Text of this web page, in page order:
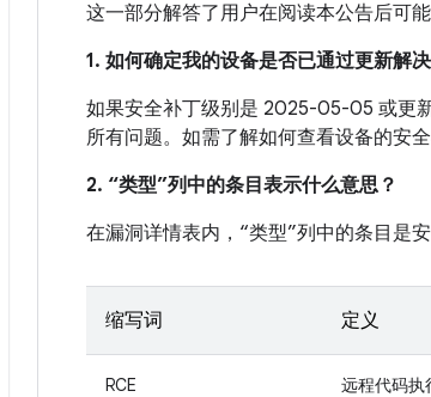
这一部分解答了用户在阅读本公告后可能
1. 如何确定我的设备是否已通过更新解
如果安全补丁级别是 2025-05-05 或更
所有问题。如需了解如何查看设备的安
2. “类型”列中的条目表示什么意思？
在漏洞详情表内，“类型”列中的条目是安
缩写词 定义
RCE 远程代码执